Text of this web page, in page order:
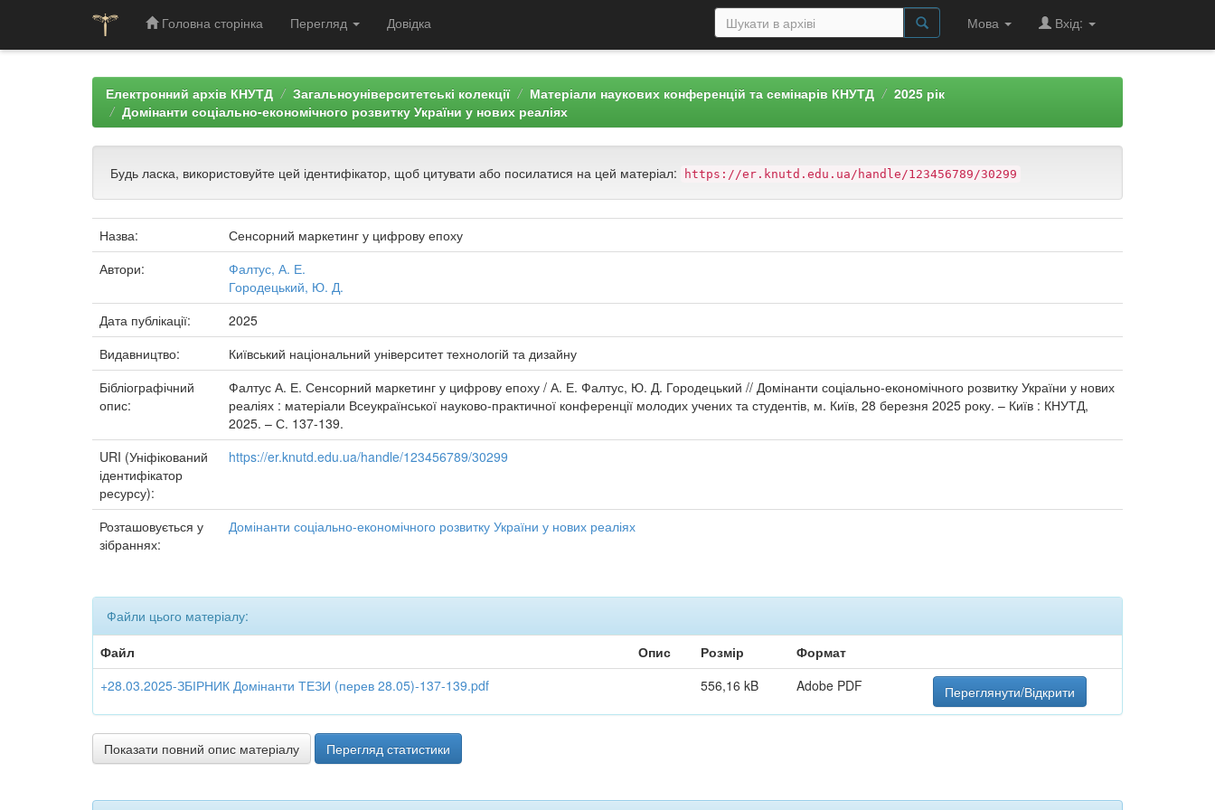
Головна сторінка Перегляд Довідка Мова Вхід:
Електронний архів КНУТД Загальноуніверситетські колекції Матеріали наукових конференцій та семінарів КНУТД
2025 рік
Домінанти соціально-економічного розвитку України у нових реаліях
Будь ласка, використовуйте цей ідентифікатор, щоб цитувати або посилатися на цей матеріал: https://er.knutd.edu.ua/handle/123456789/30299
Назва:
Сенсорний маркетинг у цифрову епоху
Автори:
Фалтус, А. Е.
Городецький, Ю. Д.
Дата публікації:
2025
Видавництво:
Київський національний університет технологій та дизайну
Бібліографічний
опис:
Фалтус А. Е. Сенсорний маркетинг у цифрову епоху / А. Е. Фалтус, Ю. Д. Городецький // Домінанти соціально-економічного розвитку України у нових
реаліях : матеріали Всеукраїнської науково-практичної конференції молодих учених та студентів, м. Київ, 28 березня 2025 року. – Київ : КНУТД,
2025. – С. 137-139.
URI (Уніфікований
ідентифікатор
ресурсу):
https://er.knutd.edu.ua/handle/123456789/30299
Розташовується у
зібраннях:
Домінанти соціально-економічного розвитку України у нових реаліях
Файли цього матеріалу:
Файл
Опис Розмір
Формат
+28.03.2025-ЗБІРНИК Домінанти ТЕЗИ (перев 28.05)-137-139.pdf
556,16 kB Adobe PDF Переглянути/Відкрити
Показати повний опис матеріалу Перегляд статистики